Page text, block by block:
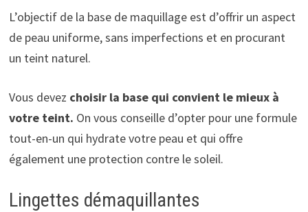
L’objectif de la base de maquillage est d’offrir un aspect
de peau uniforme, sans imperfections et en procurant
un teint naturel.
Vous devez choisir la base qui convient le mieux à
votre teint. On vous conseille d’opter pour une formule
tout-en-un qui hydrate votre peau et qui offre
également une protection contre le soleil.
Lingettes démaquillantes